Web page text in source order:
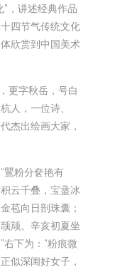
，讲述经典作品
四节气传统文化
欣赏到中国美术
更字秋岳，号白
人，一位诗、
杰出绘画大家，
鸎粉分奁艳有
云千叠，宝盝冰
苞向日剖珠囊；
颃。辛亥初夏坐
下为：“粉痕微
似深闺好女子，